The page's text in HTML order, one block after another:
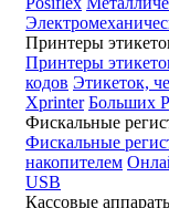
Принтеры
Принтеры
кодов Этикеток,
Xprinter Больших
Фискальные
Фискальные
накопителем
USB
Кассовые